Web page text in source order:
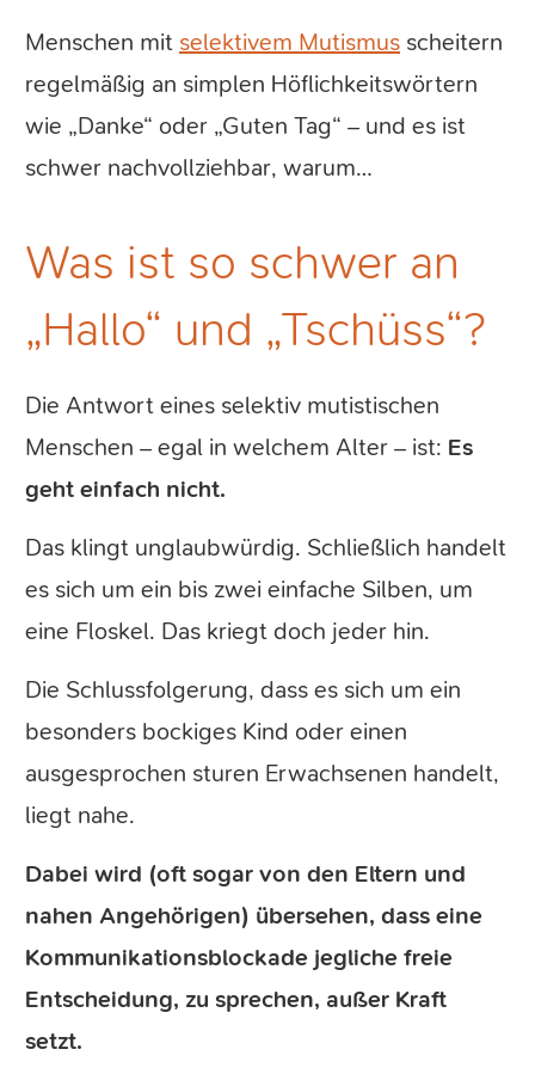
Menschen mit selektivem Mutismus scheitern
regelmäßig an simplen Höflichkeitswörtern
wie „Danke“ oder „Guten Tag“ – und es ist
schwer nachvollziehbar, warum…
Was ist so schwer an
„Hallo“ und „Tschüss“?
Die Antwort eines selektiv mutistischen
Menschen – egal in welchem Alter – ist: Es
geht einfach nicht.
Das klingt unglaubwürdig. Schließlich handelt
es sich um ein bis zwei einfache Silben, um
eine Floskel. Das kriegt doch jeder hin.
Die Schlussfolgerung, dass es sich um ein
besonders bockiges Kind oder einen
ausgesprochen sturen Erwachsenen handelt,
liegt nahe.
Dabei wird (oft sogar von den Eltern und
nahen Angehörigen) übersehen, dass eine
Kommunikationsblockade jegliche freie
Entscheidung, zu sprechen, außer Kraft
setzt.